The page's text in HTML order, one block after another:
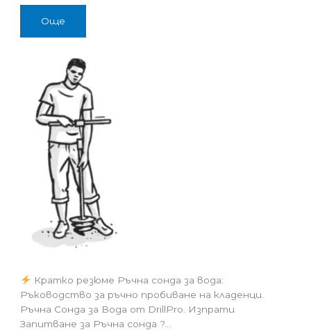
Още
Кратко резюме Ръчна сонда за вода:
Ръководство за ръчно пробиване на кладенци.
Ръчна Сонда за Вода от DrillPro. Изпрати
Запитване за Ръчна сонда ?…